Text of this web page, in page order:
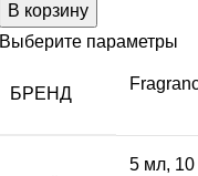
В корзину
Выберите параметры
БРЕНД
5 мл,